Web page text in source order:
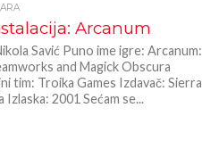
Arcanum
Savić Puno ime igre: Arcanum:
and Magick Obscura
tim: Troika Games Izdavač: Sierra
Izlaska: 2001 Sećam se...